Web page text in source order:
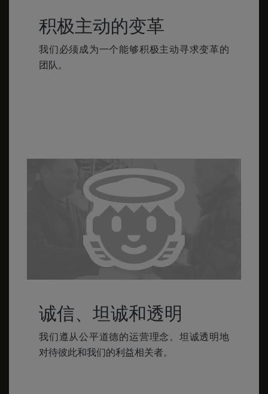
积极主动的变革
我们必须成为一个能够积极主动寻求变革的
团队。
诚信、坦诚和透明
我们遵从公平道德的运营理念。坦诚透明地
对待彼此和我们的利益相关者。